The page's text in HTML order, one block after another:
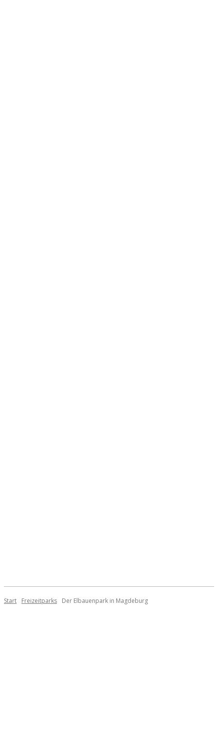
Start Freizeitparks Der Elbauenpark in Magdeburg